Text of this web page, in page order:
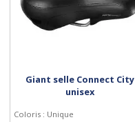
Giant selle Connect City
unisex
Coloris : Unique